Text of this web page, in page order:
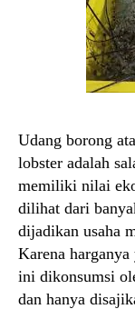
Udang borong
lobster adalah
memiliki nilai
dilihat dari
dijadikan usaha
Karena
ini dikonsumsi
dan hanya